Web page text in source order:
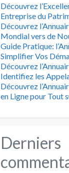
Découvrez
Entreprise du
Découvrez
Mondial vers de
Guide Pratique:
Simplifier Vos
Découvrez
Identifiez les
Découvrez
en Ligne pour Tout
Derniers